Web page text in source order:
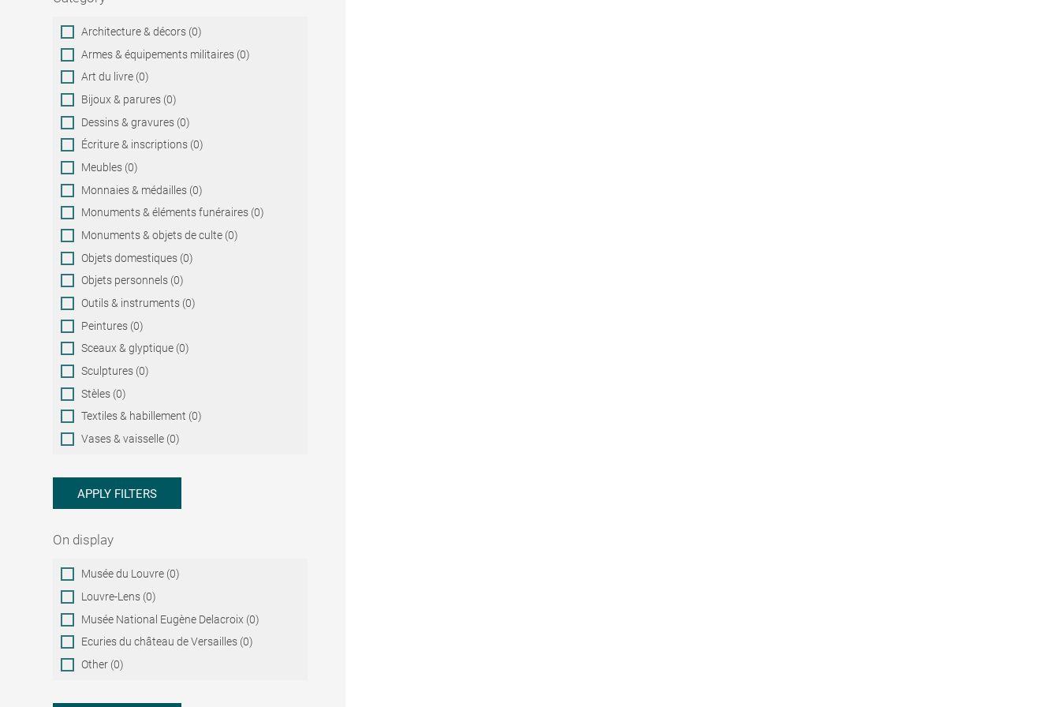
Category
Architecture & décors (0)
Armes & équipements militaires (0)
Art du livre (0)
Bijoux & parures (0)
Dessins & gravures (0)
Écriture & inscriptions (0)
Meubles (0)
Monnaies & médailles (0)
Monuments & éléments funéraires (0)
Monuments & objets de culte (0)
Objets domestiques (0)
Objets personnels (0)
Outils & instruments (0)
Peintures (0)
Sceaux & glyptique (0)
Sculptures (0)
Stèles (0)
Textiles & habillement (0)
Vases & vaisselle (0)
APPLY FILTERS
On display
On
display
Musée du Louvre (0)
Louvre-Lens (0)
Musée National Eugène Delacroix (0)
Ecuries du château de Versailles (0)
Other (0)